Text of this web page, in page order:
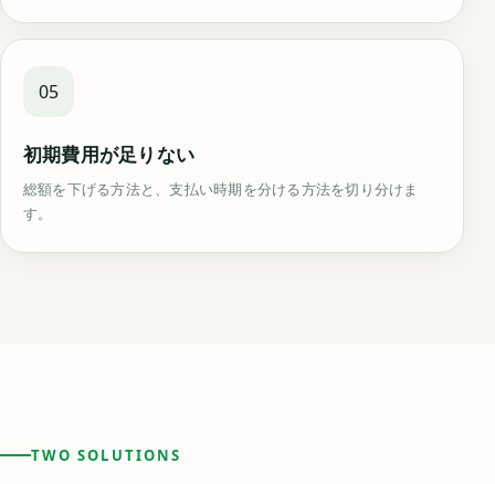
05
初期費用が足りない
総額を下げる方法と、支払い時期を分ける方法を切り分けま
す。
TWO SOLUTIONS